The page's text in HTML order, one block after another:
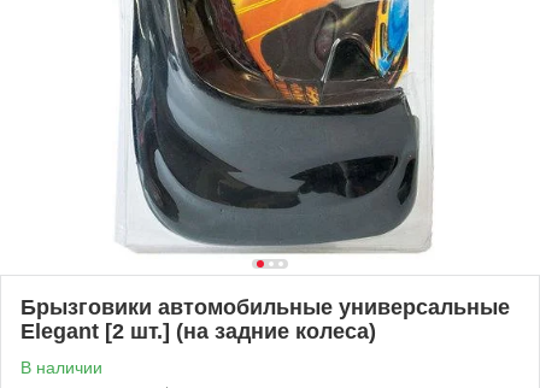
Брызговики автомобильные универсальные
Elegant [2 шт.] (на задние колеса)
В наличии